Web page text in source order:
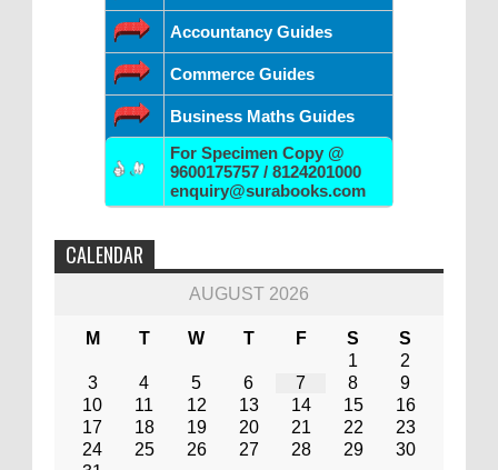
Accountancy Guides
Commerce Guides
Business Maths Guides
For Specimen Copy @
9600175757 / 8124201000
enquiry@surabooks.com
CALENDAR
AUGUST 2026
M T W T F S
S
1
2
3
4 5 6 7 8
9
10
11 12 13 14 15
16
17
18 19 20 21 22
23
24
25 26 27 28 29
30